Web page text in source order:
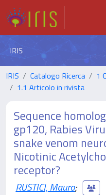
IRIS
IRIS Catalogo Ricerca
1
1.1 Articolo in rivista
Sequence
gp120, Rabies
snake venom
Nicotinic
receptor?
RUSTICI, Mauro;